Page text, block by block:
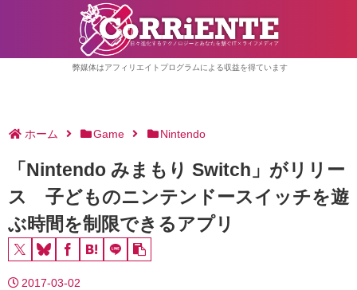
弊媒体はアフィリエイトプログラムによる収益を得ています
ホーム Game Nintendo
「Nintendo みまもり Switch」がリリー
ス 子どものニンテンドースイッチを遊
ぶ時間を制限できるアプリ
2017-03-02